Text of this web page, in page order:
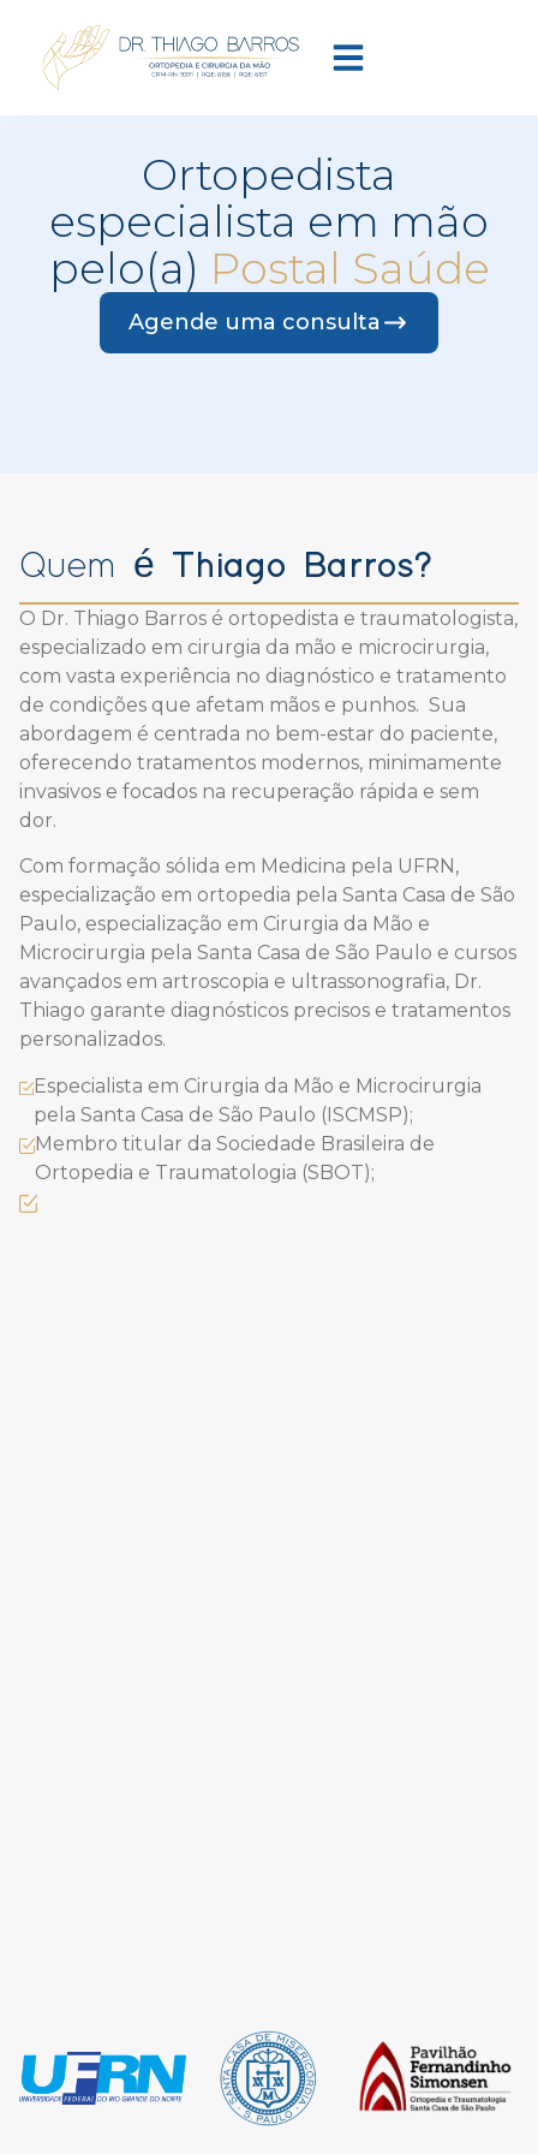
Ortopedista
especialista em mão
pelo(a) Postal Saúde
Agende uma consulta
Quem é Thiago Barros?
O Dr. Thiago Barros é ortopedista e traumatologista,
especializado em cirurgia da mão e microcirurgia,
com vasta experiência no diagnóstico e tratamento
de condições que afetam mãos e punhos. Sua
abordagem é centrada no bem-estar do paciente,
oferecendo tratamentos modernos, minimamente
invasivos e focados na recuperação rápida e sem
dor.
Com formação sólida em Medicina pela UFRN,
especialização em ortopedia pela Santa Casa de São
Paulo, especialização em Cirurgia da Mão e
Microcirurgia pela Santa Casa de São Paulo e cursos
avançados em artroscopia e ultrassonografia, Dr.
Thiago garante diagnósticos precisos e tratamentos
personalizados.
Especialista em Cirurgia da Mão e Microcirurgia
pela Santa Casa de São Paulo (ISCMSP);
Membro titular da Sociedade Brasileira de
Ortopedia e Traumatologia (SBOT);